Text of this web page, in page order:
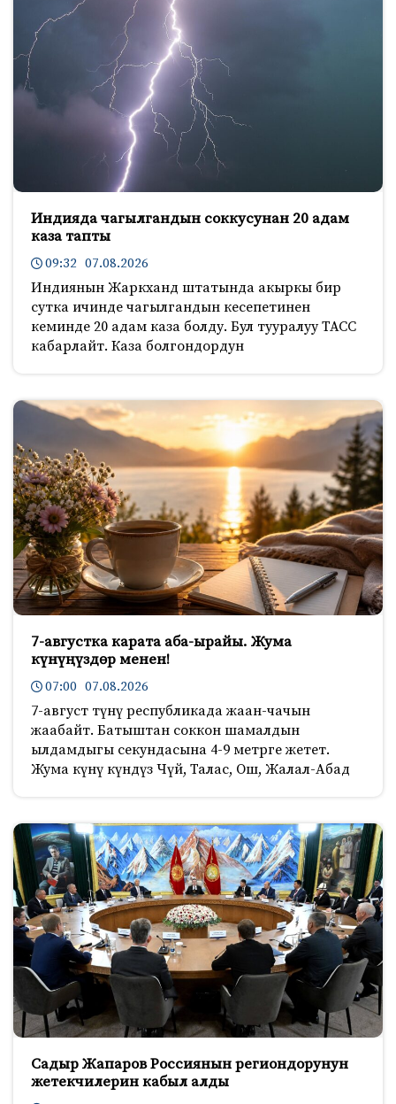
Индияда чагылгандын соккусунан 20 адам
каза тапты
09:32 07.08.2026
Индиянын Жаркханд штатында акыркы бир
сутка ичинде чагылгандын кесепетинен
кеминде 20 адам каза болду. Бул тууралуу ТАСС
кабарлайт. Каза болгондордун
7-августка карата аба-ырайы. Жума
күнүңүздөр менен!
07:00 07.08.2026
7-август түнү республикада жаан-чачын
жаабайт. Батыштан соккон шамалдын
ылдамдыгы секундасына 4-9 метрге жетет.
Жума күнү күндүз Чүй, Талас, Ош, Жалал-Абад
Садыр Жапаров Россиянын региондорунун
жетекчилерин кабыл алды